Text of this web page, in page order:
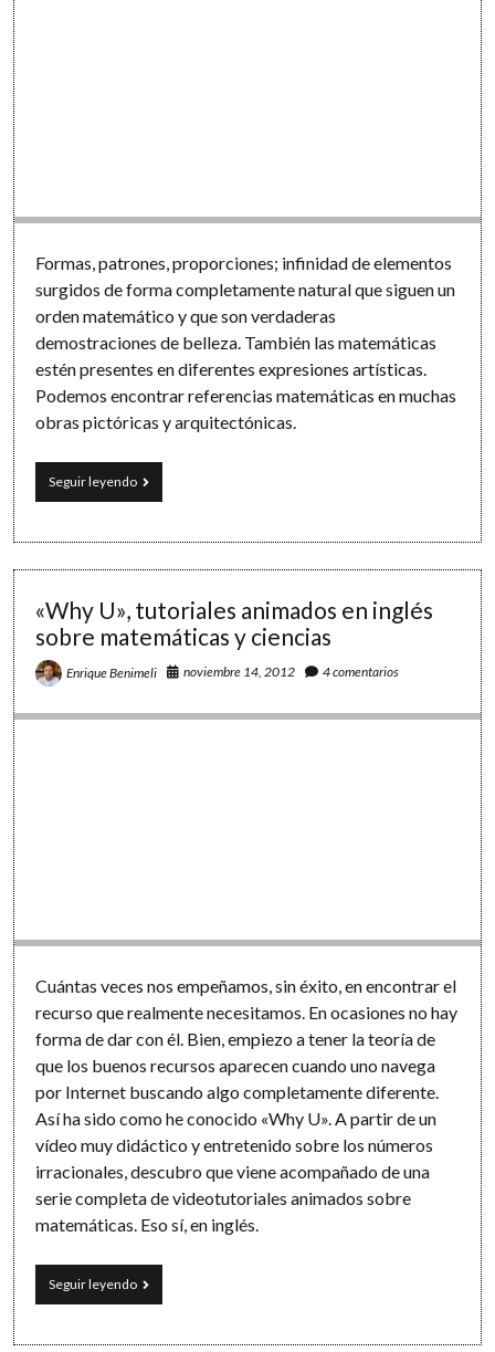
Formas, patrones, proporciones; infinidad de elementos
surgidos de forma completamente natural que siguen un
orden matemático y que son verdaderas
demostraciones de belleza. También las matemáticas
estén presentes en diferentes expresiones artísticas.
Podemos encontrar referencias matemáticas en muchas
obras pictóricas y arquitectónicas.
Seguir leyendoArte
y
números
el
Partenón,
la
Lisa
la
«Why U», tutoriales animados en inglés
sobre matemáticas y ciencias
Enrique Benimeli noviembre 14, 2012 4 comentarios
Cuántas veces nos empeñamos, sin éxito, en encontrar el
recurso que realmente necesitamos. En ocasiones no hay
forma de dar con él. Bien, empiezo a tener la teoría de
que los buenos recursos aparecen cuando uno navega
por Internet buscando algo completamente diferente.
Así ha sido como he conocido «Why U». A partir de un
vídeo muy didáctico y entretenido sobre los números
irracionales, descubro que viene acompañado de una
serie completa de videotutoriales animados sobre
matemáticas. Eso sí, en inglés.
Seguir leyendo«Why
U»,
animados